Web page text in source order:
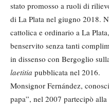
stato promosso a ruoli di
di La Plata nel giugno 2018.
cattolica e ordinario a La
benservito senza tanti
in dissenso con Bergoglio
laetitia pubblicata nel 2016.
Monsignor Fernández,
papa”, nel 2007 partecipò